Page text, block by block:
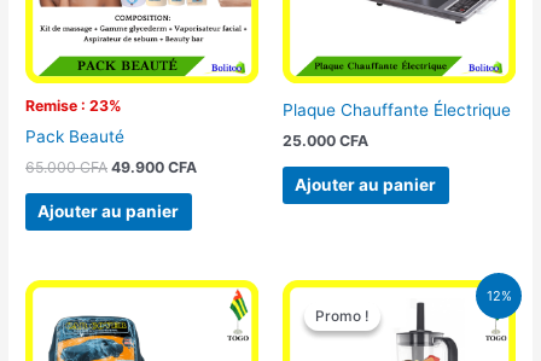
Remise : 23%
Pack Beauté
65.000CFA 49.900CFA
Ajouter au panier
Plaque Chauffante Électrique
25.000 CFA
Ajouter au panier
12%
Promo !
Promo !
Le
prix
initial
était :
Le
prix
actuel
est :